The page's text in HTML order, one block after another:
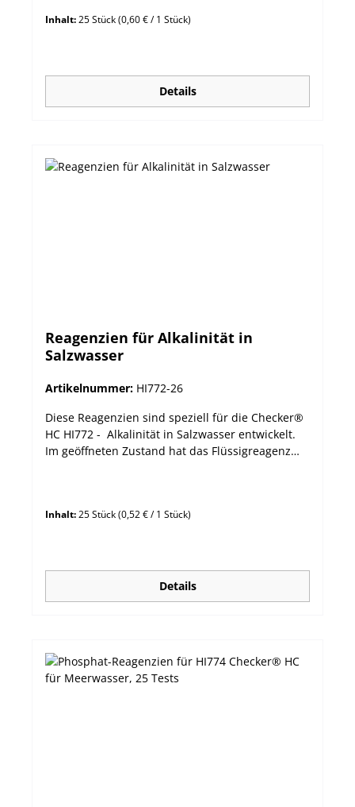
Inhalt:25 Stück(0,60 € / 1 Stück)
Details
Reagenzien für Alkalinität in
Salzwasser
Artikelnummer: HI772-26
Diese Reagenzien sind speziell für die Checker®
HC HI772 - Alkalinität in Salzwasser entwickelt.
Im geöffneten Zustand hat das Flüssigreagenz
vermeiden. vorgefertigte und -dosierte
HI772S-Reagenz (30 mL) für 25 Tests und einer
Spritze für die optinale Dosierung. mit
Ablaufdatum und Chargennummer versehen
Inhalt:25 Stück(0,52 € / 1 Stück)
Details